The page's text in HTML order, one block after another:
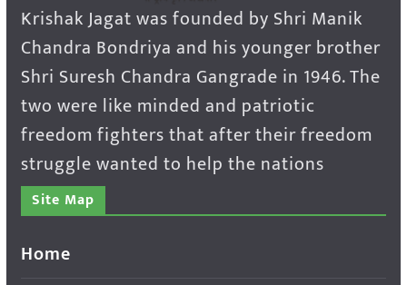
Krishak Jagat was founded by Shri Manik
Chandra Bondriya and his younger brother
Shri Suresh Chandra Gangrade in 1946. The
two were like minded and patriotic
freedom fighters that after their freedom
struggle wanted to help the nations
Site Map
Home